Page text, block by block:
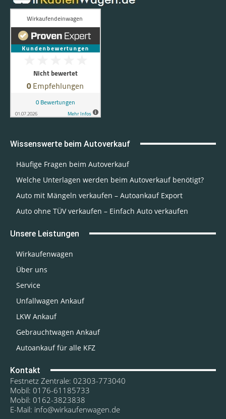
Wissenswerte beim Autoverkauf
Häufige Fragen beim Autoverkauf
Welche Unterlagen werden beim Autoverkauf benötigt?
Auto mit Mängeln verkaufen – Autoankauf Export
Auto ohne TÜV verkaufen – Einfach Auto verkaufen
Unsere Leistungen
Wirkaufenwagen
Über uns
Service
Unfallwagen Ankauf
LKW Ankauf
Gebrauchtwagen Ankauf
Autoankauf für alle KFZ
Kontakt
Festnetz Zentrale: 02303-773040
Mobil: 0176-61185733
Mobil: 0162-3823838
E-Mail: info@wirkaufenwagen.de